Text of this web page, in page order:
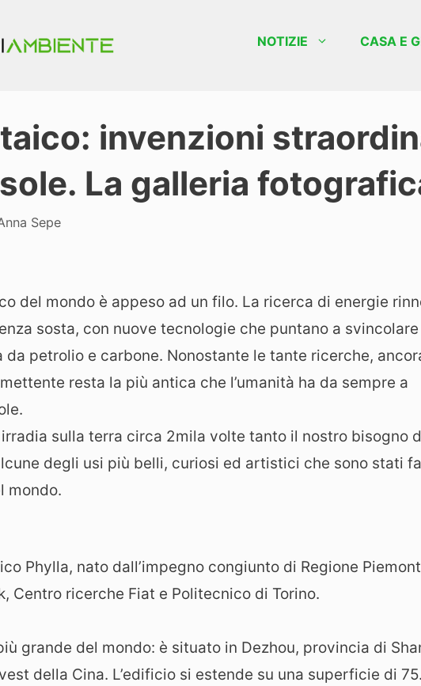
NOTIZIE CASA E
invenzioni
La galleria
Sepe
del mondo è appeso ad un filo. La ricerca di energie
sosta, con nuove tecnologie che puntano a
da petrolio e carbone. Nonostante le tante ricerche,
resta la più antica che l’umanità ha da sempre a
sulla terra circa 2mila volte tanto il nostro bisogno
degli usi più belli, curiosi ed artistici che sono stati
mondo.
Phylla, nato dall’impegno congiunto di Regione
Centro ricerche Fiat e Politecnico di Torino.
grande del mondo: è situato in Dezhou, provincia di
della Cina. L’edificio si estende su una superficie di